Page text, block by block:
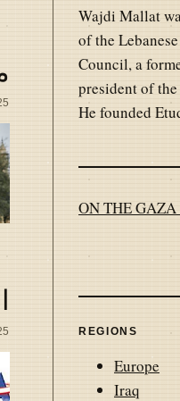
Wajdi Mallat
of the
Council, a
president of
He founded
ON THE GAZA
REGIONS
Europe
Iraq